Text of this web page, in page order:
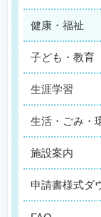
健康・福祉
子ども・教育
生涯学習
生活・ごみ・
施設案内
申請書様式ダ